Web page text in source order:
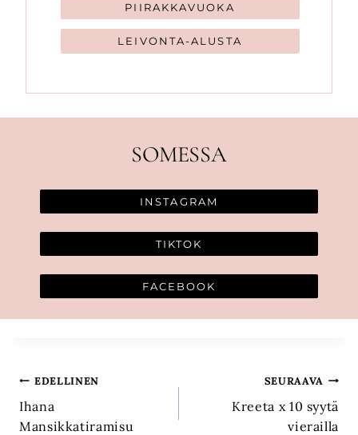
PIIRAKKAVUOKA
LEIVONTA-ALUSTA
SOMESSA
INSTAGRAM
TIKTOK
FACEBOOK
Artikkelien
selaus
EDELLINEN
Ihana
Mansikkatiramisu
SEURAAVA
Kreeta x 10 syytä
vierailla